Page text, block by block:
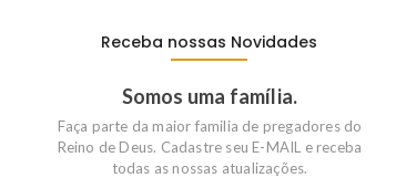
Receba nossas Novidades
Somos uma família.
Faça parte da maior familia de pregadores do
Reino de Deus. Cadastre seu E-MAIL e receba
todas as nossas atualizações.